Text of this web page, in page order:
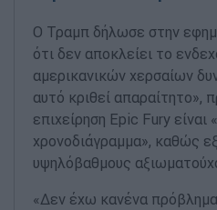
Ο Τραμπ δήλωσε στην
ότι δεν αποκλείει το
αμερικανικών χερσαίων
αυτό κριθεί απαραίτητο»,
επιχείρηση Epic Fury
χρονοδιάγραμμα», καθώς
υψηλόβαθμους
«Δεν έχω κανένα